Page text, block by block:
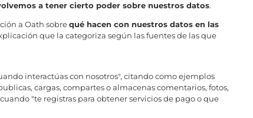
a tener cierto poder sobre nuestros datos.
a Oath sobre qué hacen con nuestros datos en las
que la categoriza según las fuentes de las que
interactúas con nosotros", citando como ejemplos
cargas, compartes o almacenas comentarios, fotos,
"te registras para obtener servicios de pago o que